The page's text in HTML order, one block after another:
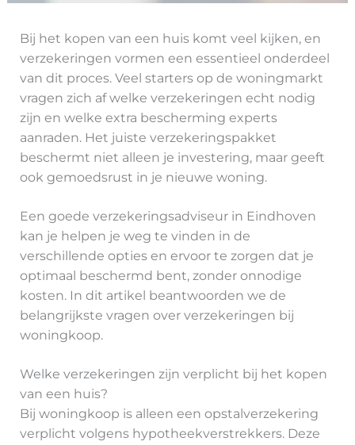
Bij het kopen van een huis komt veel kijken, en
verzekeringen vormen een essentieel onderdeel
van dit proces. Veel starters op de woningmarkt
vragen zich af welke verzekeringen echt nodig
zijn en welke extra bescherming experts
aanraden. Het juiste verzekeringspakket
beschermt niet alleen je investering, maar geeft
ook gemoedsrust in je nieuwe woning.
Een goede verzekeringsadviseur in Eindhoven
kan je helpen je weg te vinden in de
verschillende opties en ervoor te zorgen dat je
optimaal beschermd bent, zonder onnodige
kosten. In dit artikel beantwoorden we de
belangrijkste vragen over verzekeringen bij
woningkoop.
Welke verzekeringen zijn verplicht bij het kopen
van een huis?
Bij woningkoop is alleen een opstalverzekering
verplicht volgens hypotheekverstrekkers. Deze